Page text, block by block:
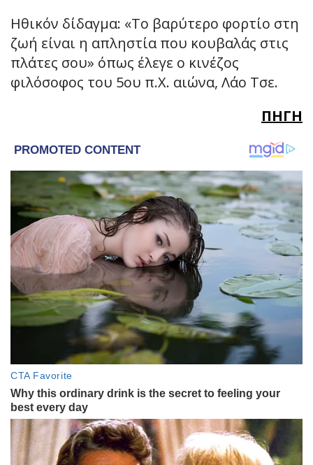
Ηθικόν δίδαγμα: «Το βαρύτερο φορτίο στη
ζωή είναι η απληστία που κουβαλάς στις
πλάτες σου» όπως έλεγε ο κινέζος
φιλόσοφος του 5ου π.Χ. αιώνα, Λάο Τσε.
ΠΗΓΗ